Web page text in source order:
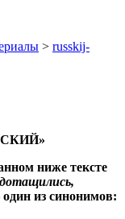
> russkij-
ниже тексте
один из синонимов: